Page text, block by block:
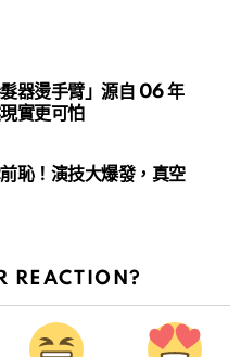
器燙手臂」源自 06 年
實更可怕
恥！演技大爆發，真空
REACTION?